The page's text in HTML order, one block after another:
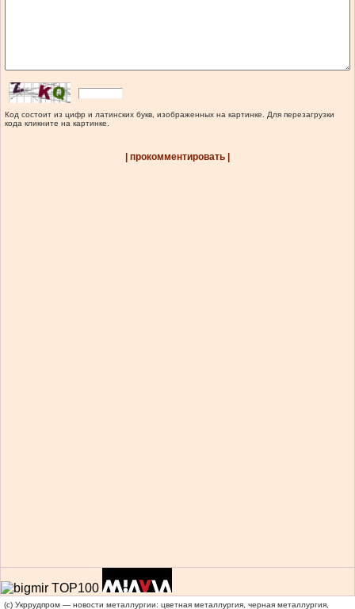
Код состоит из цифр и латинских букв, изображенных на картинке. Для перезагрузки
кода кликните на картинке.
| прокомментировать |
(c) Укррудпром — новости металлургии: цветная металлургия, черная металлургия,